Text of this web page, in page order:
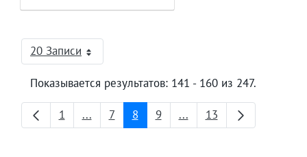
20 ЗаписиНа страницу
Показывается результатов: 141 - 160 из 247.
Страница
1 ...Промежуточные страницы
Страница
7 Страница
8 Страница
9 ...Промежуточные
Страница
13